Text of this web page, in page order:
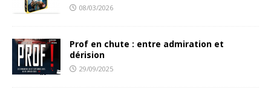
08/03/2026
Prof en chute : entre admiration et
dérision
29/09/2025